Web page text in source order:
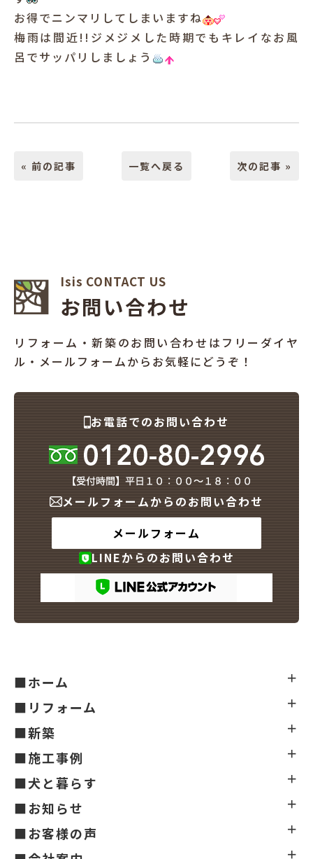
お得でニンマリしてしまいますね
梅雨は間近!!ジメジメした時期でもキレイなお風
呂でサッパリしましょう
« 前の記事 一覧へ戻る 次の記事 »
Isis CONTACT US
お問い合わせ
リフォーム・新築のお問い合わせはフリーダイヤ
ル・メールフォームからお気軽にどうぞ！
お電話でのお問い合わせ
メールフォームからのお問い合わせ
メールフォーム
LINEからのお問い合わせ
■ホーム
■リフォーム
■新築
■施工事例
■犬と暮らす
■お知らせ
■お客様の声